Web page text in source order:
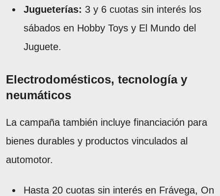
Jugueterías: 3 y 6 cuotas sin interés los
sábados en Hobby Toys y El Mundo del
Juguete.
Electrodomésticos, tecnología y
neumáticos
La campaña también incluye financiación para
bienes durables y productos vinculados al
automotor.
Hasta 20 cuotas sin interés en Frávega, On